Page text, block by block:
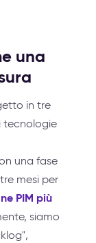
una
in tre
tecnologie
una fase
mesi per
PIM più
siamo